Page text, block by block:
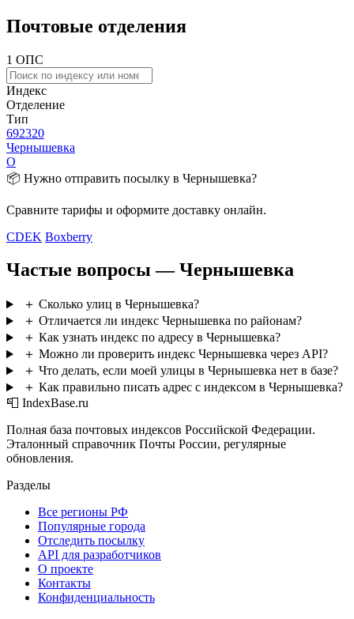
Почтовые отделения
1 ОПС
Индекс
Отделение
Тип
692320
Чернышевка
О
📦 Нужно отправить посылку в Чернышевка?
Сравните тарифы и оформите доставку онлайн.
CDEK Boxberry
Частые вопросы — Чернышевка
＋ Сколько улиц в Чернышевка?
＋ Отличается ли индекс Чернышевка по районам?
＋ Как узнать индекс по адресу в Чернышевка?
＋ Можно ли проверить индекс Чернышевка через API?
＋ Что делать, если моей улицы в Чернышевка нет в базе?
＋ Как правильно писать адрес с индексом в Чернышевка?
📮 IndexBase.ru
Полная база почтовых индексов Российской Федерации.
Эталонный справочник Почты России, регулярные
обновления.
Разделы
Все регионы РФ
Популярные города
Отследить посылку
API для разработчиков
О проекте
Контакты
Конфиденциальность